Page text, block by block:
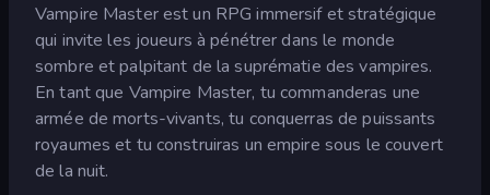
Vampire Master est un RPG immersif et stratégique
qui invite les joueurs à pénétrer dans le monde
sombre et palpitant de la suprématie des vampires.
En tant que Vampire Master, tu commanderas une
armée de morts-vivants, tu conquerras de puissants
royaumes et tu construiras un empire sous le couvert
de la nuit.